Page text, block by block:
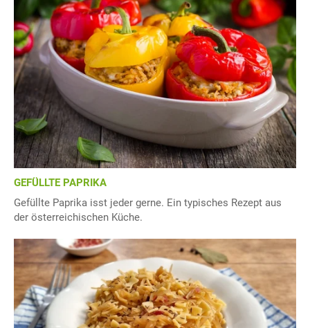
GEFÜLLTE PAPRIKA
Gefüllte Paprika isst jeder gerne. Ein typisches Rezept aus
der österreichischen Küche.